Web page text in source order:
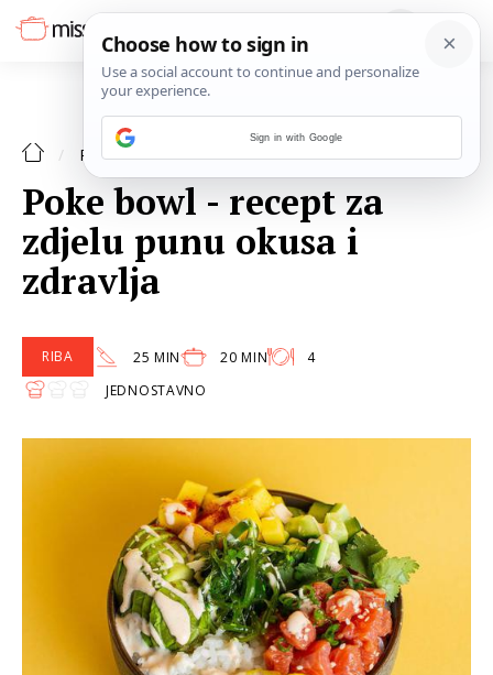
RECEPTI RIBA
Poke bowl - recept za
zdjelu punu okusa i
zdravlja
RIBA 25 MIN 20 MIN
4
JEDNOSTAVNO
Sign in with Google